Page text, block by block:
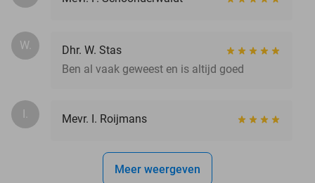
W.
Dhr. W. Stas
Ben al vaak geweest en is altijd goed
I. Mevr. I. Roijmans
Meer weergeven